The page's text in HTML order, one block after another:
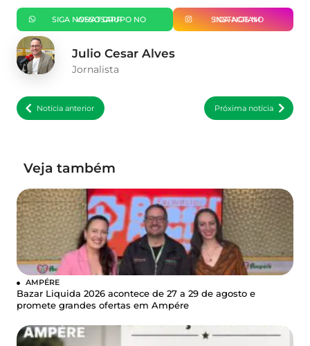
SIGA NOSSO GRUPO NO WHATSAPP SIGA-NOS NO INSTAGRAM
Julio Cesar Alves
Jornalista
Notícia anterior Próxima notícia
Veja também
AMPÉRE
Bazar Liquida 2026 acontece de 27 a 29 de agosto e
promete grandes ofertas em Ampére